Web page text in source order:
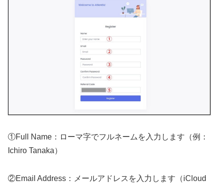
①Full Name：ローマ字でフルネームを入力します（例：
Ichiro Tanaka）
②Email Address：メールアドレスを入力します（iCloud